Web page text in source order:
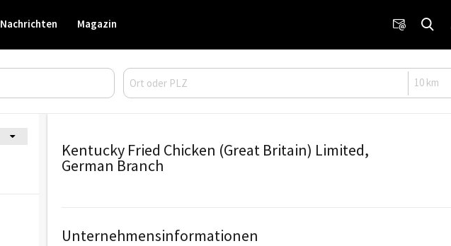
Nachrichten Magazin
Kentucky Fried Chicken (Great Britain) Limited,
German Branch
Unternehmensinformationen